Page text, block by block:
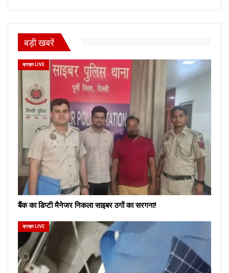
बड़ी खबरें
क्राइम LIVE
बैंक का डिप्टी मैनेजर निकला साइबर ठगों का सरगना!
क्राइम LIVE